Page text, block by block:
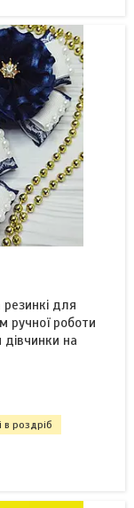
для
ручної роботи
дівчинки на
в роздріб